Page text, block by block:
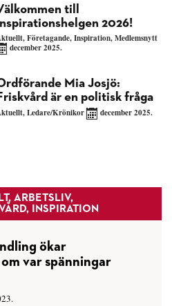
till
Inspirationshelgen 2026!
,Företagande,Inspiration,Medlemsnytt
december 2025.
Mia Josjö:
är en politisk fråga
,Ledare/Krönikor december 2025.
ARBETSLIV,
INSPIRATION
ökar
var spänningar